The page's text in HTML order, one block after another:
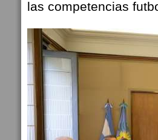
las competencias